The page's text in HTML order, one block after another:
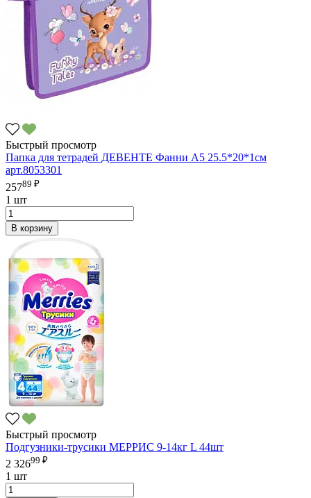
Быстрый просмотр
Папка для тетрадей ДЕВЕНТЕ Фанни А5 25.5*20*1см
арт.8053301
25789 ₽
1 шт
В корзину
Быстрый просмотр
Подгузники-трусики МЕРРИС 9-14кг L 44шт
2 32699 ₽
1 шт